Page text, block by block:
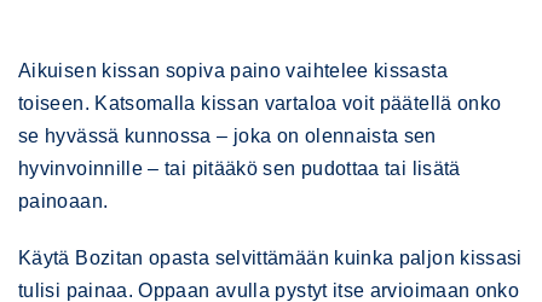
Aikuisen kissan sopiva paino vaihtelee kissasta
toiseen. Katsomalla kissan vartaloa voit päätellä onko
se hyvässä kunnossa – joka on olennaista sen
hyvinvoinnille – tai pitääkö sen pudottaa tai lisätä
painoaan.
Käytä Bozitan opasta selvittämään kuinka paljon kissasi
tulisi painaa. Oppaan avulla pystyt itse arvioimaan onko